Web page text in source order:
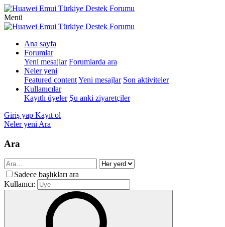
Menü
Ana sayfa
Forumlar
Yeni mesajlar Forumlarda ara
Neler yeni
Featured contentYeni mesajlar Son aktiviteler
Kullanıcılar
Kayıtlı üyeler Şu anki ziyaretçiler
Giriş yap Kayıt ol
Neler yeni Ara
Ara
Sadece başlıkları ara
Kullanıcı: